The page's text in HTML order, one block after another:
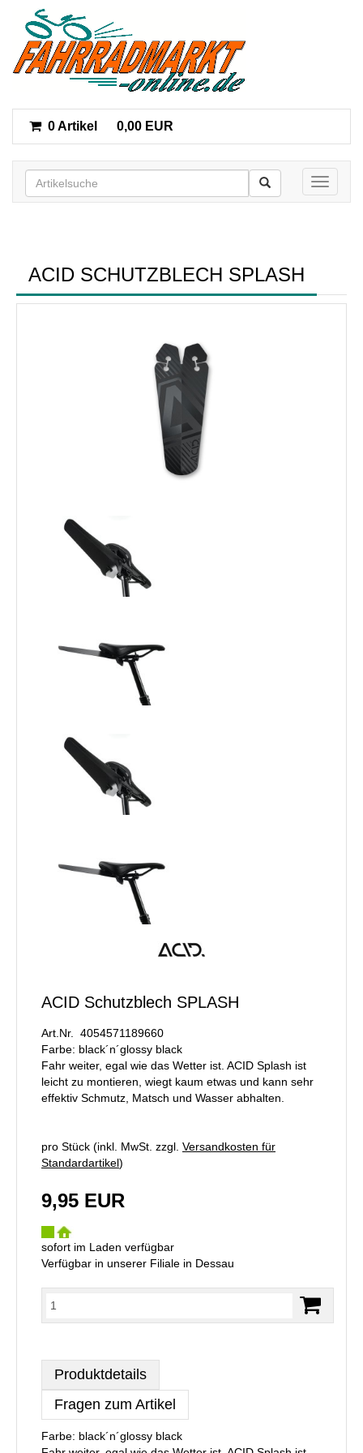
0 Artikel 0,00 EUR
Toggle
ACID SCHUTZBLECH SPLASH
ACID Schutzblech SPLASH
Art.Nr. 4054571189660
Farbe: black´n´glossy black
Fahr weiter, egal wie das Wetter ist. ACID Splash ist
leicht zu montieren, wiegt kaum etwas und kann sehr
effektiv Schmutz, Matsch und Wasser abhalten.
pro Stück (inkl. MwSt. zzgl. Versandkosten für
Standardartikel)
9,95 EUR
sofort im Laden verfügbar
Verfügbar in unserer Filiale in Dessau
Produktdetails
Fragen zum Artikel
Farbe: black´n´glossy black